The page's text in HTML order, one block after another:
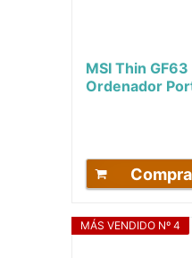
MSI Thin
Ordenador
MÁS VENDIDO Nº 4